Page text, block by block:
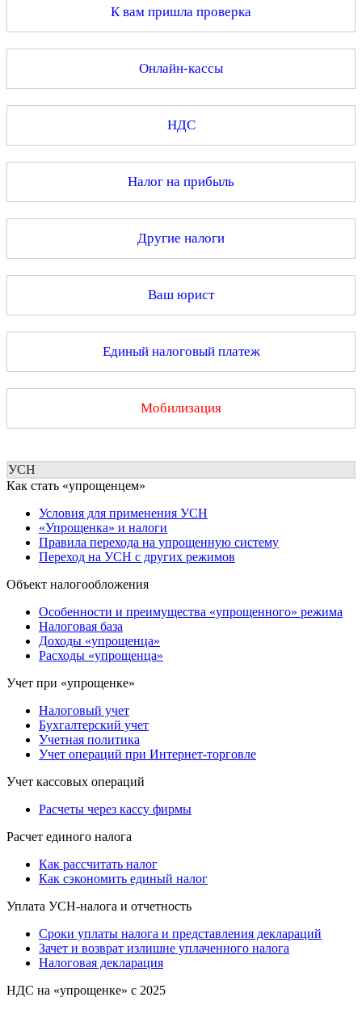
К вам пришла проверка
Онлайн-кассы
НДС
Налог на прибыль
Другие налоги
Ваш юрист
Единый налоговый платеж
Мобилизация
УСН
Как стать «упрощенцем»
Условия для применения УСН
«Упрощенка» и налоги
Правила перехода на упрощенную систему
Переход на УСН с других режимов
Объект налогообложения
Особенности и преимущества «упрощенного» режима
Налоговая база
Доходы «упрощенца»
Расходы «упрощенца»
Учет при «упрощенке»
Налоговый учет
Бухгалтерский учет
Учетная политика
Учет операций при Интернет-торговле
Учет кассовых операций
Расчеты через кассу фирмы
Расчет единого налога
Как рассчитать налог
Как сэкономить единый налог
Уплата УСН-налога и отчетность
Сроки уплаты налога и представления деклараций
Зачет и возврат излишне уплаченного налога
Налоговая декларация
НДС на «упрощенке» с 2025